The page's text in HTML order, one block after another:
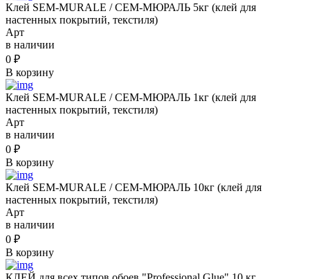
Клей SEM-MURALE / СЕМ-МЮРАЛЬ 5кг (клей для
настенных покрытий, текстиля)
Арт
в наличии
0 ₽
В корзину
Клей SEM-MURALE / СЕМ-МЮРАЛЬ 1кг (клей для
настенных покрытий, текстиля)
Арт
в наличии
0 ₽
В корзину
Клей SEM-MURALE / СЕМ-МЮРАЛЬ 10кг (клей для
настенных покрытий, текстиля)
Арт
в наличии
0 ₽
В корзину